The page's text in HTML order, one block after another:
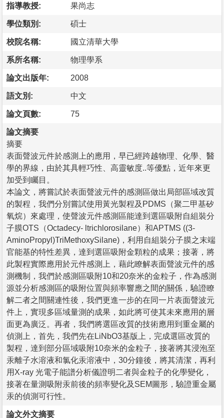
指導教授: 果尚志
學位類別: 碩士
校院名稱: 國立清華大學
系所名稱: 物理學系
論文出版年: 2008
語文別: 中文
論文頁數: 75
論文摘要
摘要
表面聲波元件於感測上的應用，早已經跨越物理、化學、醫
學的界線，由於其具輕巧性、高靈敏度..等優點，近年來更
加受到矚目。
本論文，將嘗試於表面聲波元件的感測區做出局部區域改質
的製程，我們分別嘗試使用黃光製程及PDMS（聚二甲基矽
氧烷）來處理，使聲波元件感測區能達到選區吸附自組裝分
子膜OTS（Octadecy- ltrichlorosilane）和APTMS ((3-
AminoPropyl)TriMethoxySilane)，利用自組裝分子膜之末端
官能基的特性差異，達到選區吸附金顆粒的成果；接著，將
此製程實際應用於元件感測上，藉此瞭解表面聲波元件的感
測機制，我們於感測區吸附10和20奈米的金粒子，作為感測
源並分析感測區的吸附位置與頻率響應之間的關係，驗證瞭
解二者之間關連性後，我們更進一步的在同一片表面聲波元
件上，實現多區域量測的成果，如此將可使其未來應用的層
面更為廣泛。再者，我們將選區改質的技術應用到重金屬的
偵測上，首先，我們先在LiNbO3基版上，完成選區改質的
製程，達到部分區域吸附10奈米的金粒子，接著將其浸泡至
汞離子水溶液和氯化汞溶液中，30分鐘後，將其清潔，再利
用X-ray 光電子能譜分析儀證明二者與金粒子的化學變化，
接著在量測吸附汞前後的頻率變化及SEM圖形，驗證重金屬
汞的偵測可行性。
論文外文摘要